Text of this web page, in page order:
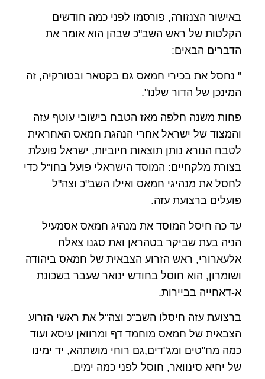
באישור הצנזורה, פורסמו לפני כמה חודשים
הקלטות של ראש השב"כ שבהן הוא אומר את
הדברים הבאים:
" נחסל את בכירי חמאס גם בקטאר ובטורקיה, זה
המינכן של הדור שלנו".
פחות משנה חלפה מאז הטבח בישובי עוטף עזה
והמצוד של ישראל אחרי הנהגת חמאס האחראית
לטבח הנורא נותן תוצאות חיוביות, ישראל פועלת
בצורת מלקחיים: המוסד הישראלי פועל בחו"ל כדי
לחסל את מנהיגי חמאס ואילו השב"כ וצה"ל
פועלים ברצועת עזה.
עד כה חיסל המוסד את מנהיג חמאס אסמעיל
הניה בעת שביקר בטהראן ואת סגנו צאלח
אלעארורי, ראש הזרוע הצבאית של חמאס ביהודה
ושומרון, הוא חוסל בחודש ינואר שעבר בשכונת
א-דאחייה בביירות.
ברצועת עזה חיסלו השב"כ וצה"ל את ראשי הזרוע
הצבאית של חמאס מוחמד דף ומרוואן עיסא ועוד
כמה מח"טים ומג"דים,גם רוחי מושתהא, יד ימינו
של יחיא סינוואר, חוסל לפני כמה ימים.